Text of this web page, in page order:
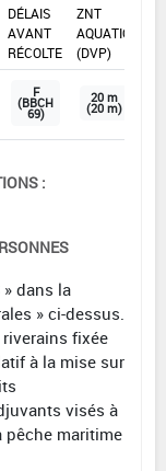
DÉLAIS
AVANT
RÉCOLTE
ZNT
AQUATIQUE
(DVP)
F
(BBCH
69)
20 m
(20 m)
:
» dans la
» ci-dessus.
fixée
à la mise sur
visés à
pêche maritime